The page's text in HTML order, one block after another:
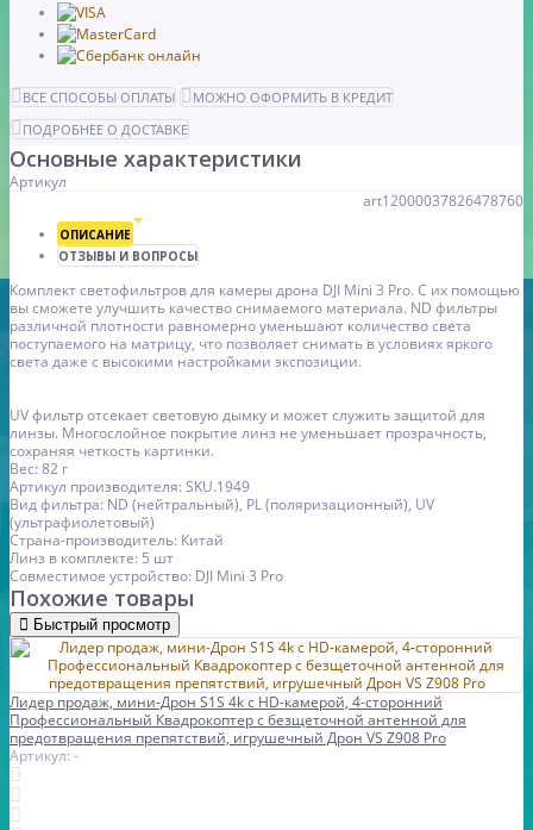
ВСЕ СПОСОБЫ ОПЛАТЫ
МОЖНО ОФОРМИТЬ В КРЕДИТ
ПОДРОБНЕЕ О ДОСТАВКЕ
Основные характеристики
Артикул
art12000037826478760
ОПИСАНИЕ
ОТЗЫВЫ И ВОПРОСЫ
Комплект светофильтров для камеры дрона DJI Mini 3 Pro. С их помощью
вы сможете улучшить качество снимаемого материала. ND фильтры
различной плотности равномерно уменьшают количество света
поступаемого на матрицу, что позволяет снимать в условиях яркого
света даже с высокими настройками экспозиции.
UV фильтр отсекает световую дымку и может служить защитой для
линзы. Многослойное покрытие линз не уменьшает прозрачность,
сохраняя четкость картинки.
Вес: 82 г
Артикул производителя: SKU.1949
Вид фильтра: ND (нейтральный), PL (поляризационный), UV
(ультрафиолетовый)
Страна-производитель: Китай
Линз в комплекте: 5 шт
Совместимое устройство: DJI Mini 3 Pro
Похожие товары
Быстрый просмотр
Лидер продаж, мини-Дрон S1S 4k с HD-камерой, 4-сторонний
Профессиональный Квадрокоптер с безщеточной антенной для
предотвращения препятствий, игрушечный Дрон VS Z908 Pro
Артикул: -